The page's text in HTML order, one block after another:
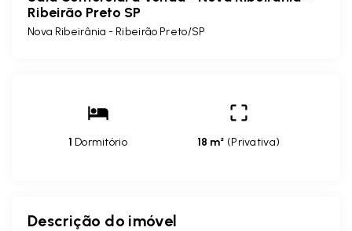
Ribeirão Preto SP
Nova Ribeirânia - Ribeirão Preto/SP
1 Dormitório 18 m² (Privativa)
Descrição do imóvel